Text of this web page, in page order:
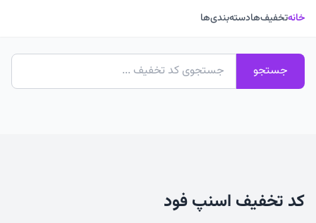
خانهتخفیف‌هادسته‌بندی‌ها
جستجو
کد تخفیف اسنپ فود